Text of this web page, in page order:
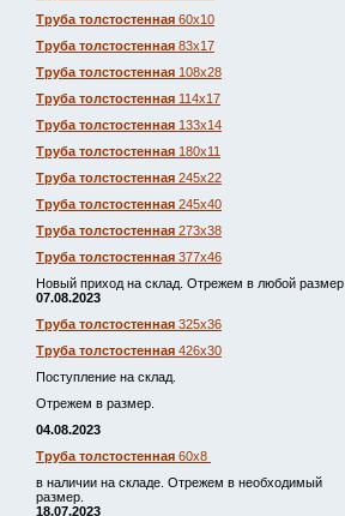
Труба толстостенная 60х10
Труба толстостенная 83х17
Труба толстостенная 108х28
Труба толстостенная 114х17
Труба толстостенная 133х14
Труба толстостенная 180х11
Труба толстостенная 245х22
Труба толстостенная 245х40
Труба толстостенная 273х38
Труба толстостенная 377х46
Новый приход на склад. Отрежем в любой размер
07.08.2023
Труба толстостенная 325х36
Труба толстостенная 426х30
Поступление на склад.
Отрежем в размер.
04.08.2023
Труба толстостенная 60х8
в наличии на складе. Отрежем в необходимый
размер.
18.07.2023